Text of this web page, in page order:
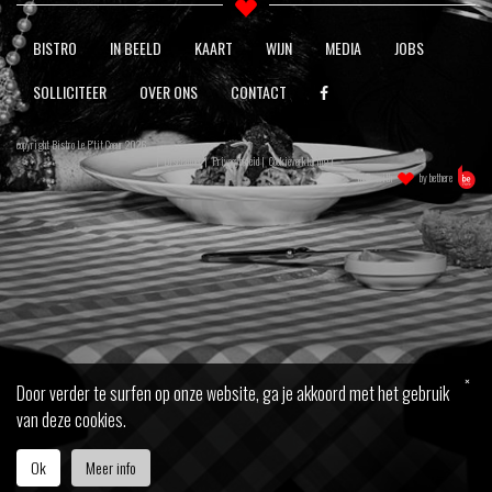
BISTRO IN BEELD KAART WIJN MEDIA
JOBS
SOLLICITEER
OVER ONS CONTACT
copyright Bistro Le P'tit Coeur 2026
|Disclaimer|Privacybeleid|Cookieverklaring|
made with
bybethere
Door verder te surfen op onze website, ga je akkoord met het gebruik
van deze cookies.
Ok Meer info
×